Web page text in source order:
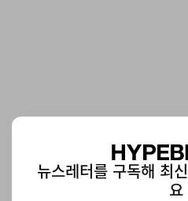
예스아이씨 2026 봄, 여름
뉴스레터를 구독해 최
요